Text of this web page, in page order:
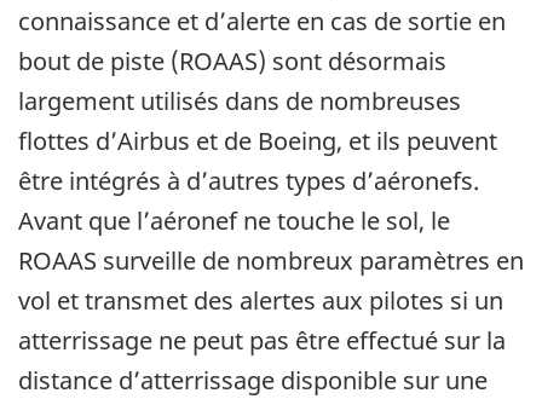
connaissance et d’alerte en cas de sortie en
bout de piste (ROAAS) sont désormais
largement utilisés dans de nombreuses
flottes d’Airbus et de Boeing, et ils peuvent
être intégrés à d’autres types d’aéronefs.
Avant que l’aéronef ne touche le sol, le
ROAAS surveille de nombreux paramètres en
vol et transmet des alertes aux pilotes si un
atterrissage ne peut pas être effectué sur la
distance d’atterrissage disponible sur une